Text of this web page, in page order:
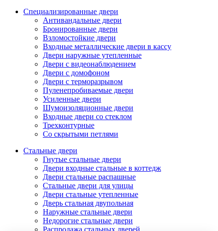
Специализированные двери
Антивандальные двери
Бронированные двери
Взломостойкие двери
Входные металлические двери в кассу
Двери наружные утепленные
Двери с видеонаблюдением
Двери с домофоном
Двери с терморазрывом
Пуленепробиваемые двери
Усиленные двери
Шумоизоляционные двери
Входные двери со стеклом
Трехконтурные
Со скрытыми петлями
Стальные двери
Гнутые стальные двери
Двери входные стальные в коттедж
Двери стальные распашные
Стальные двери для улицы
Двери стальные утепленные
Дверь стальная двупольная
Наружные стальные двери
Недорогие стальные двери
Распродажа стальных дверей